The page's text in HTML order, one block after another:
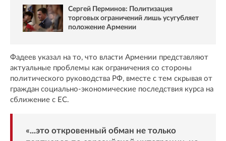
Сергей Перминов: Политизация
торговых ограничений лишь усугубляет
положение Армении
Фадеев указал на то, что власти Армении представляют
актуальные проблемы как ограничения со стороны
политического руководства РФ, вместе с тем скрывая от
граждан социально-экономические последствия курса на
сближение с ЕС.
«...это откровенный обман не только